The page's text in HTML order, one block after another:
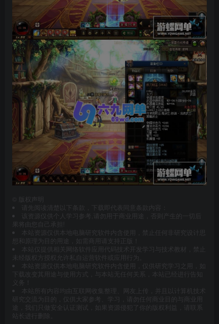
版权声明
请先阅读清楚以下条款，下载即代表同意条款内容：
该资源仅供个人学习参考,请勿用于商业用途，否则产生的一切后
果将由您自己承担!
本站资源仅供本地电脑研究软件内含使用，禁止任何非研究设计思
想和原理为目的用途，如需商用请支持正版！
本站仅提供相关网络软件应用代码技术开发学习与技术教材，禁止
未经版权方授权允许私自运营软件或应用行为。
本站资源仅供本地电脑研究软件内含使用，仅供研究学习之用，如
下载改变其用途与使用方式，与本站无任何关系，本站已经进行告知
义务！
本站所有内容均由互联网收集整理、网友上传，并且以计算机技术
研究交流为目的，仅供大家参考、学习，请勿任何商业目的与商业用
途，我们只做安全认证测试，如果资源侵犯了你的版权利益，请联系
站长进行删除。